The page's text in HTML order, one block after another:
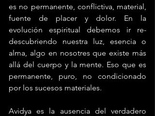
es no permanente, conflictiva, material,
fuente de placer y dolor. En la
evolución espiritual debemos ir re-
descubriendo nuestra luz, esencia o
alma, algo en nosotres que existe más
allá del cuerpo y la mente. Eso que es
permanente, puro, no condicionado
por los sucesos materiales.
Avidya es la ausencia del verdadero